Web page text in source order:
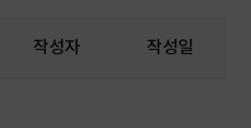
작성자 작성일